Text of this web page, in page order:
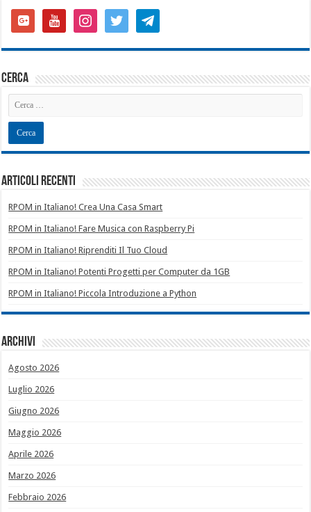
google-
plus-
youtubeinstagramtwitter telegram
cerca
Articoli recenti
RPOM in Italiano! Crea Una Casa Smart
RPOM in Italiano! Fare Musica con Raspberry Pi
RPOM in Italiano! Riprenditi Il Tuo Cloud
RPOM in Italiano! Potenti Progetti per Computer da 1GB
RPOM in Italiano! Piccola Introduzione a Python
Archivi
Agosto 2026
Luglio 2026
Giugno 2026
Maggio 2026
Aprile 2026
Marzo 2026
Febbraio 2026